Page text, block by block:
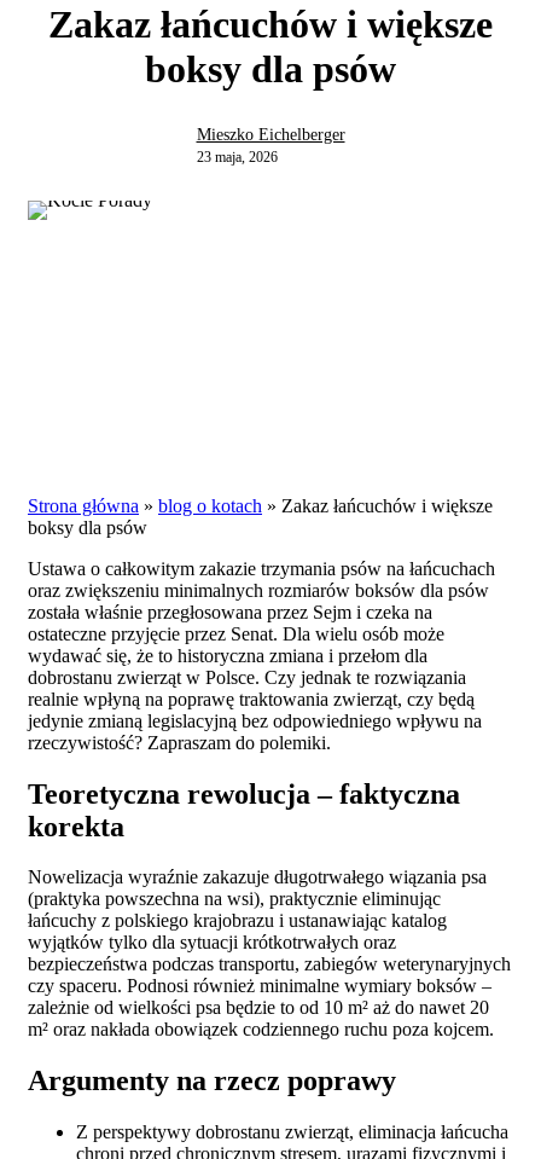
Zakaz łańcuchów i większe
boksy dla psów
Mieszko Eichelberger
23 maja, 2026
Strona główna » blog o kotach » Zakaz łańcuchów i większe
boksy dla psów
Ustawa o całkowitym zakazie trzymania psów na łańcuchach
oraz zwiększeniu minimalnych rozmiarów boksów dla psów
została właśnie przegłosowana przez Sejm i czeka na
ostateczne przyjęcie przez Senat. Dla wielu osób może
wydawać się, że to historyczna zmiana i przełom dla
dobrostanu zwierząt w Polsce. Czy jednak te rozwiązania
realnie wpłyną na poprawę traktowania zwierząt, czy będą
jedynie zmianą legislacyjną bez odpowiedniego wpływu na
rzeczywistość? Zapraszam do polemiki.
Teoretyczna rewolucja – faktyczna
korekta
Nowelizacja wyraźnie zakazuje długotrwałego wiązania psa
(praktyka powszechna na wsi), praktycznie eliminując
łańcuchy z polskiego krajobrazu i ustanawiając katalog
wyjątków tylko dla sytuacji krótkotrwałych oraz
bezpieczeństwa podczas transportu, zabiegów weterynaryjnych
czy spaceru. Podnosi również minimalne wymiary boksów –
zależnie od wielkości psa będzie to od 10 m² aż do nawet 20
m² oraz nakłada obowiązek codziennego ruchu poza kojcem.
Argumenty na rzecz poprawy
Z perspektywy dobrostanu zwierząt, eliminacja łańcucha
chroni przed chronicznym stresem, urazami fizycznymi i